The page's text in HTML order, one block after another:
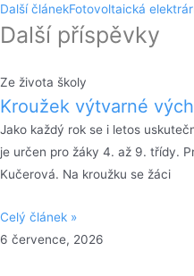
Další článekFotovoltaická
Další příspěvky
Ze života školy
Kroužek výtvarné
Jako každý rok se i letos
je určen pro žáky 4. až 9. třídy.
Kučerová. Na kroužku se žáci
Celý článek »
6 července, 2026